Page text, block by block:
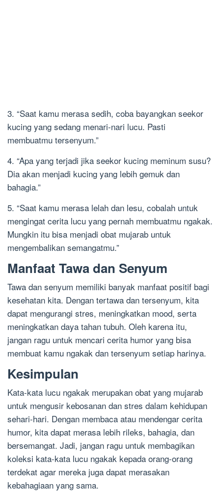
3. “Saat kamu merasa sedih, coba bayangkan seekor
kucing yang sedang menari-nari lucu. Pasti
membuatmu tersenyum.”
4. “Apa yang terjadi jika seekor kucing meminum susu?
Dia akan menjadi kucing yang lebih gemuk dan
bahagia.”
5. “Saat kamu merasa lelah dan lesu, cobalah untuk
mengingat cerita lucu yang pernah membuatmu ngakak.
Mungkin itu bisa menjadi obat mujarab untuk
mengembalikan semangatmu.”
Manfaat Tawa dan Senyum
Tawa dan senyum memiliki banyak manfaat positif bagi
kesehatan kita. Dengan tertawa dan tersenyum, kita
dapat mengurangi stres, meningkatkan mood, serta
meningkatkan daya tahan tubuh. Oleh karena itu,
jangan ragu untuk mencari cerita humor yang bisa
membuat kamu ngakak dan tersenyum setiap harinya.
Kesimpulan
Kata-kata lucu ngakak merupakan obat yang mujarab
untuk mengusir kebosanan dan stres dalam kehidupan
sehari-hari. Dengan membaca atau mendengar cerita
humor, kita dapat merasa lebih rileks, bahagia, dan
bersemangat. Jadi, jangan ragu untuk membagikan
koleksi kata-kata lucu ngakak kepada orang-orang
terdekat agar mereka juga dapat merasakan
kebahagiaan yang sama.